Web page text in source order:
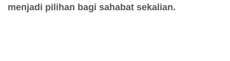
menjadi pilihan bagi sahabat sekalian.